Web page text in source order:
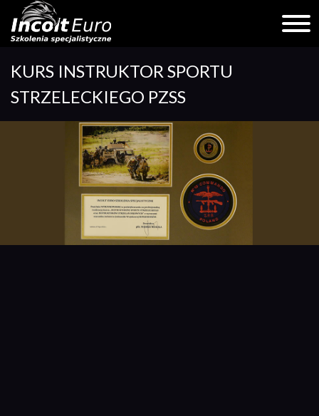
content
KURS INSTRUKTOR SPORTU
STRZELECKIEGO PZSS